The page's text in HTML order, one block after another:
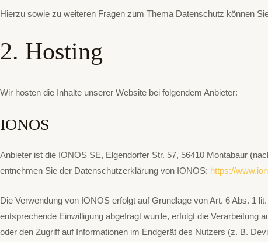
Hierzu sowie zu weiteren Fragen zum Thema Datenschutz können
2. Hosting
Wir hosten die Inhalte unserer Website bei folgendem Anbieter:
IONOS
Anbieter ist die IONOS SE, Elgendorfer Str. 57, 56410 Montabaur
entnehmen Sie der Datenschutzerklärung von IONOS: https://
Die Verwendung von IONOS erfolgt auf Grundlage von Art. 6 Abs. 1
entsprechende Einwilligung abgefragt wurde, erfolgt die
oder den Zugriff auf Informationen im Endgerät des Nutzers (z. B.